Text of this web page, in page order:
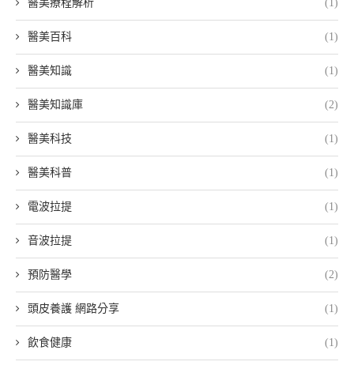
醫美療程解析 (1)
醫美百科 (1)
醫美知識 (1)
醫美知識庫 (2)
醫美科技 (1)
醫美科普 (1)
電波拉提 (1)
音波拉提 (1)
預防醫學 (2)
頭皮養護 網路分享 (1)
飲食健康 (1)